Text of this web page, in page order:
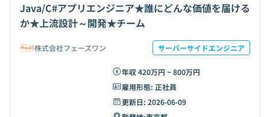
Java/C#アプリエンジニア★誰にどんな価値を届ける
か★上流設計～開発★チーム
株式会社フェーズワン サーバーサイドエンジニア
年収 420万円 ~ 800万円
雇用形態: 正社員
更新日: 2026-06-09